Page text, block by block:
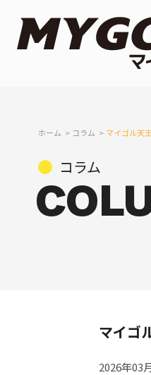
ホーム コラム マイゴル天
コラム
マイゴ
2026年03